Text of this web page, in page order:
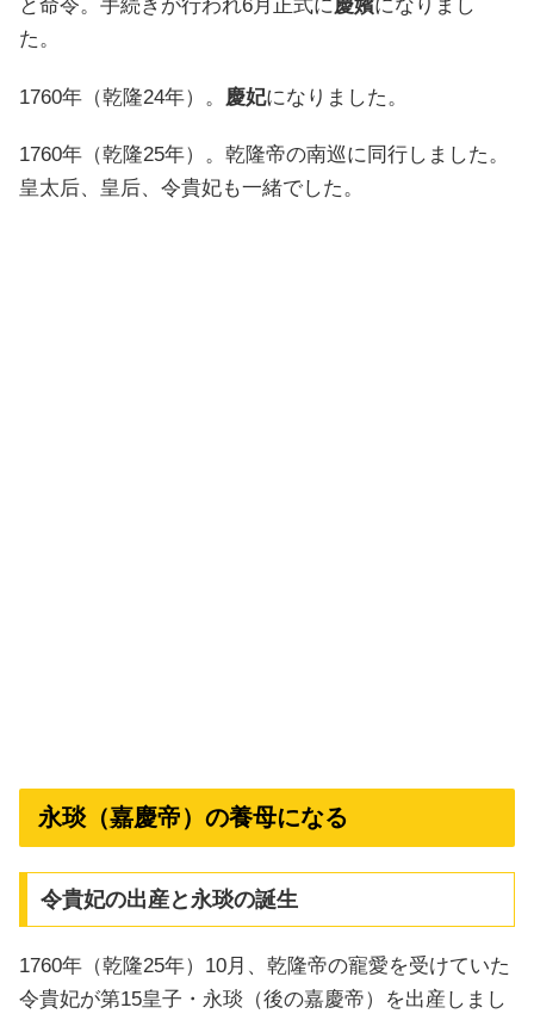
と命令。手続きが行われ6月正式に慶嬪になりまし
た。
1760年（乾隆24年）。 慶妃になりました。
1760年（乾隆25年）。乾隆帝の南巡に同行しました。
皇太后、皇后、令貴妃も一緒でした。
永琰（嘉慶帝）の養母になる
令貴妃の出産と永琰の誕生
1760年（乾隆25年）10月、乾隆帝の寵愛を受けていた
令貴妃が第15皇子・永琰（後の嘉慶帝）を出産しまし